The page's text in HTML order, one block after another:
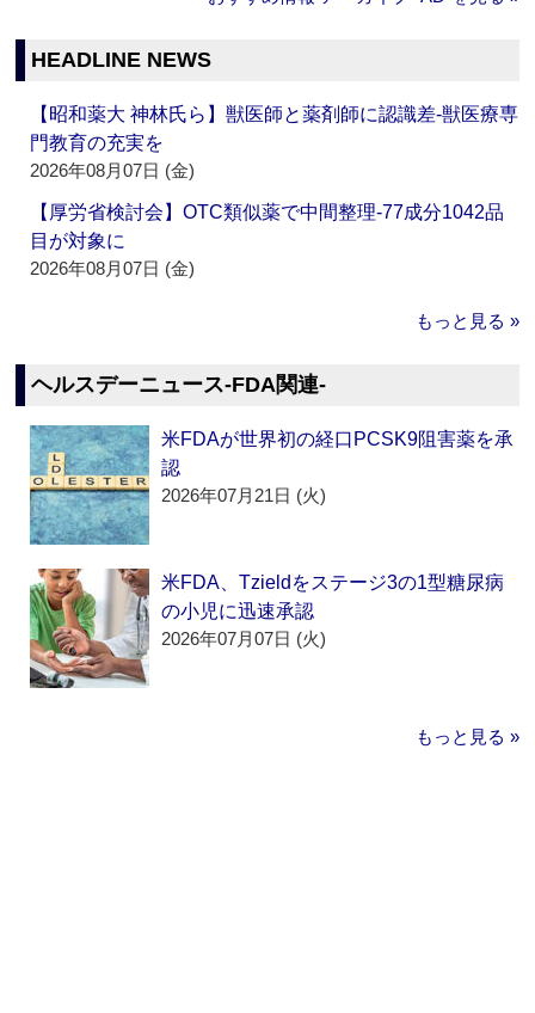
HEADLINE NEWS
【昭和薬大 神林氏ら】獣医師と薬剤師に認識差‐獣医療専
門教育の充実を
2026年08月07日 (金)
【厚労省検討会】OTC類似薬で中間整理‐77成分1042品
目が対象に
2026年08月07日 (金)
もっと見る »
ヘルスデーニュース‐FDA関連‐
米FDAが世界初の経口PCSK9阻害薬を承
認
2026年07月21日 (火)
米FDA、Tzieldをステージ3の1型糖尿病
の小児に迅速承認
2026年07月07日 (火)
もっと見る »